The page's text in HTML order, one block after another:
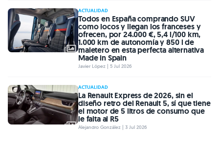
ACTUALIDAD
Todos en España comprando SUV
como locos y llegan los franceses y
ofrecen, por 24.000 €, 5,4 l/100 km,
1.000 km de autonomía y 850 l de
maletero en esta perfecta alternativa
Made in Spain
Javier López | 5 Jul 2026
ACTUALIDAD
La Renault Express de 2026, sin el
diseño retro del Renault 5, sí que tiene
el motor de 5 litros de consumo que
le falta al R5
Alejandro González | 3 Jul 2026